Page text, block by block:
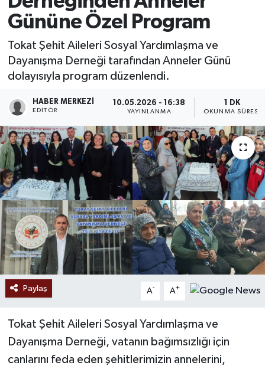
Gününe Özel Program
Tokat Şehit Aileleri Sosyal Yardımlaşma ve
Dayanışma Derneği tarafından Anneler Günü
dolayısıyla program düzenlendi.
HABER MERKEZI
EDITÖR
10.05.2026 - 16:38
YAYINLANMA
1 DK
OKUNMA SÜRESI
Paylaş A- A+
Tokat Şehit Aileleri Sosyal Yardımlaşma ve
Dayanışma Derneği, vatanın bağımsızlığı için
canlarını feda eden şehitlerimizin annelerini,
Ekonomi
Sağlık
Tokat Haber